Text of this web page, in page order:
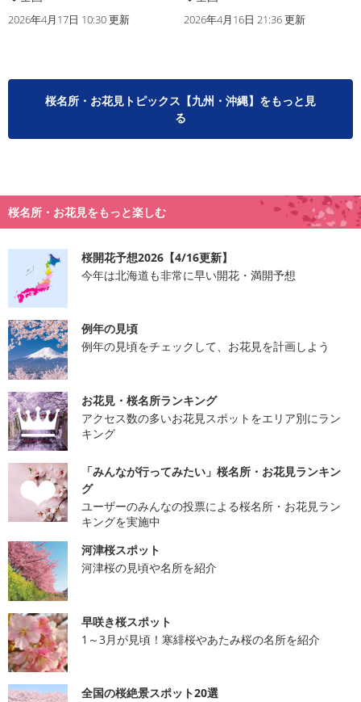
2026年4月17日 10:30 更新 2026年4月16日 21:36 更新
桜名所・お花見トピックス【九州・沖縄】をもっと見
る
桜名所・お花見をもっと楽しむ
桜開花予想2026【4/16更新】
今年は北海道も非常に早い開花・満開予想
例年の見頃
例年の見頃をチェックして、お花見を計画しよう
お花見・桜名所ランキング
アクセス数の多いお花見スポットをエリア別にラン
キング
「みんなが行ってみたい」桜名所・お花見ランキン
グ
ユーザーのみんなの投票による桜名所・お花見ラン
キングを実施中
河津桜スポット
河津桜の見頃や名所を紹介
早咲き桜スポット
1～3月が見頃！寒緋桜やあたみ桜の名所を紹介
全国の桜絶景スポット20選